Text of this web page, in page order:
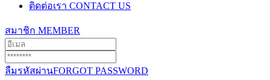
ติดต่อเรา CONTACT US
สมาชิก MEMBER
ลืมรหัสผ่านFORGOT PASSWORD